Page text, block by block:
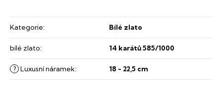
Kategorie: Bílé zlato
bílé zlato: 14 karátů 585/1000
? Luxusní náramek: 18 - 22,5 cm